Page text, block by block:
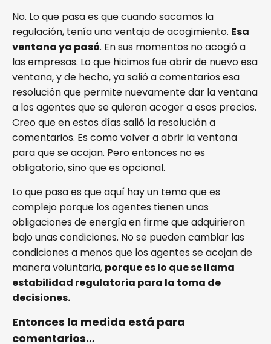
No. Lo que pasa es que cuando sacamos la
regulación, tenía una ventaja de acogimiento. Esa
ventana ya pasó. En sus momentos no acogió a
las empresas. Lo que hicimos fue abrir de nuevo esa
ventana, y de hecho, ya salió a comentarios esa
resolución que permite nuevamente dar la ventana
a los agentes que se quieran acoger a esos precios.
Creo que en estos días salió la resolución a
comentarios. Es como volver a abrir la ventana
para que se acojan. Pero entonces no es
obligatorio, sino que es opcional.
Lo que pasa es que aquí hay un tema que es
complejo porque los agentes tienen unas
obligaciones de energía en firme que adquirieron
bajo unas condiciones. No se pueden cambiar las
condiciones a menos que los agentes se acojan de
manera voluntaria, porque es lo que se llama
estabilidad regulatoria para la toma de
decisiones.
Entonces la medida está para
comentarios…